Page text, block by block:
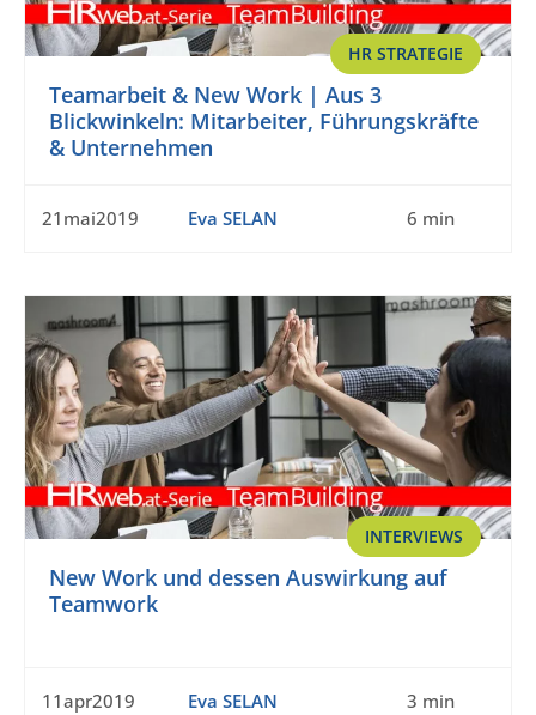
HR STRATEGIE
Teamarbeit & New Work | Aus 3
Blickwinkeln: Mitarbeiter, Führungskräfte
& Unternehmen
21mai2019 Eva SELAN 6 min
INTERVIEWS
New Work und dessen Auswirkung auf
Teamwork
11apr2019 Eva SELAN 3 min